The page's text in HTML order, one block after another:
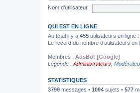
Nom d’utilisateur :
QUI EST EN LIGNE
Au total il y a 455 utilisateurs en ligne
Le record du nombre d’utilisateurs en
Membres : AdsBot [Google]
Légende : Administrateurs
STATISTIQUES
3799 messages • 1094 sujets • 577